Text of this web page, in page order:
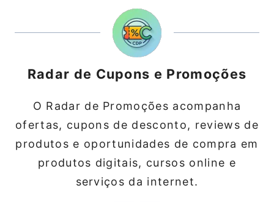
Radar de Cupons e Promoções
O Radar de Promoções acompanha
ofertas, cupons de desconto, reviews de
produtos e oportunidades de compra em
produtos digitais, cursos online e
serviços da internet.